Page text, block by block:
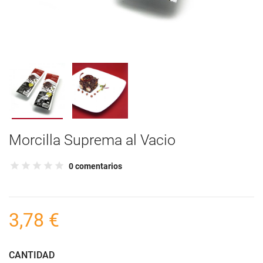
Morcilla Suprema al Vacio
0 comentarios
3,78 €
CANTIDAD